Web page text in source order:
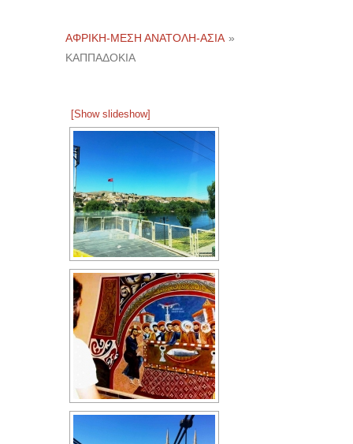
ΑΦΡΙΚΉ-ΜΈΣΗ ΑΝΑΤΟΛΉ-ΑΣΊΑ »
ΚΑΠΠΑΔΟΚΊΑ
[Show slideshow]